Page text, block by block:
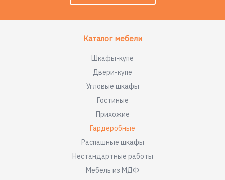
Каталог мебели
Шкафы-купе
Двери-купе
Угловые шкафы
Гостиные
Прихожие
Гардеробные
Распашные шкафы
Нестандартные работы
Мебель из МДФ